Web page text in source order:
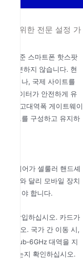
를 위한 전문 설정 가
는 표준 스마트폰 핫스팟
충분하지 않습니다. 현
하거나, 국제 사이트를
은 데이터가 안전하게 유
전용 고대역폭 게이트웨이
워크를 구성하고 유지하
하드웨어가 셀룰러 핸드셰
우터와 달리 모바일 장치
리해야 합니다.
에 삽입하십시오. 카드가
십시오. 국가 간 이동 시,
5G Sub-6GHz 대역을 지
장하는지 확인하십시오.